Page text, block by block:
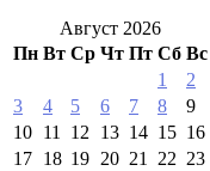
Август 2026
Пн Вт Ср Чт Пт Сб Вс
1
2
3
4 5 6 7 8
9
10 11 12 13 14 15 16
17 18 19 20 21 22 23